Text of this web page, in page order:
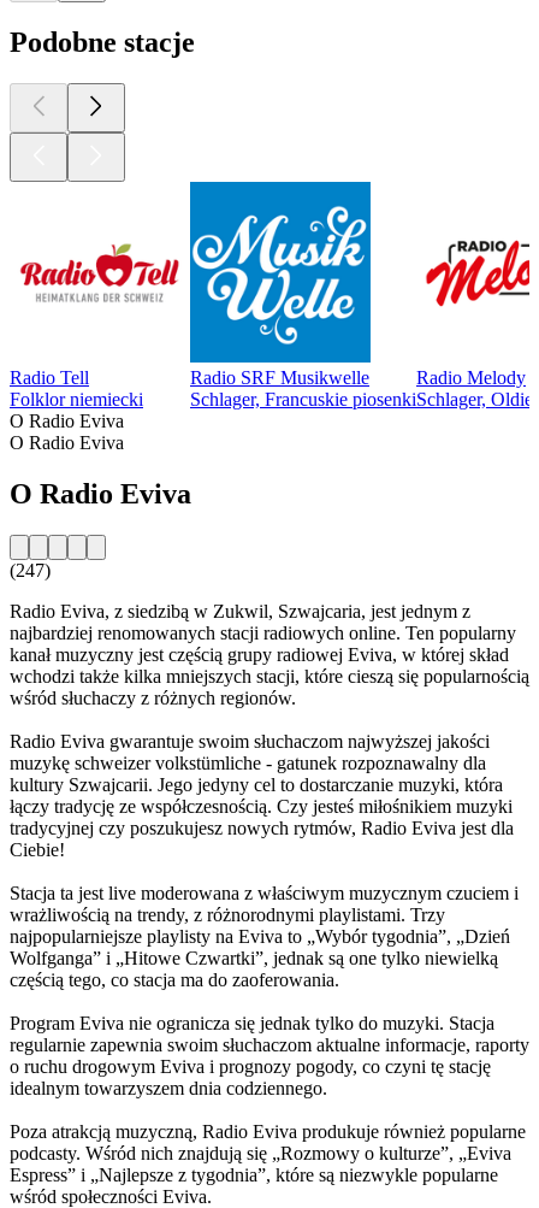
Podobne stacje
Radio Tell
Folklor niemiecki
Radio SRF Musikwelle
Schlager, Francuskie piosenki
Radio Melody
Schlager, Oldies
O Radio Eviva
O Radio Eviva
O Radio Eviva
(247)
Radio Eviva, z siedzibą w Zukwil, Szwajcaria, jest jednym z
najbardziej renomowanych stacji radiowych online. Ten popularny
kanał muzyczny jest częścią grupy radiowej Eviva, w której skład
wchodzi także kilka mniejszych stacji, które cieszą się popularnością
wśród słuchaczy z różnych regionów.
Radio Eviva gwarantuje swoim słuchaczom najwyższej jakości
muzykę schweizer volkstümliche - gatunek rozpoznawalny dla
kultury Szwajcarii. Jego jedyny cel to dostarczanie muzyki, która
łączy tradycję ze współczesnością. Czy jesteś miłośnikiem muzyki
tradycyjnej czy poszukujesz nowych rytmów, Radio Eviva jest dla
Ciebie!
Stacja ta jest live moderowana z właściwym muzycznym czuciem i
wrażliwością na trendy, z różnorodnymi playlistami. Trzy
najpopularniejsze playlisty na Eviva to „Wybór tygodnia”, „Dzień
Wolfganga” i „Hitowe Czwartki”, jednak są one tylko niewielką
częścią tego, co stacja ma do zaoferowania.
Program Eviva nie ogranicza się jednak tylko do muzyki. Stacja
regularnie zapewnia swoim słuchaczom aktualne informacje, raporty
o ruchu drogowym Eviva i prognozy pogody, co czyni tę stację
idealnym towarzyszem dnia codziennego.
Poza atrakcją muzyczną, Radio Eviva produkuje również popularne
podcasty. Wśród nich znajdują się „Rozmowy o kulturze”, „Eviva
Espress” i „Najlepsze z tygodnia”, które są niezwykle popularne
wśród społeczności Eviva.